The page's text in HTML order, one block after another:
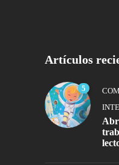
Artículos
5